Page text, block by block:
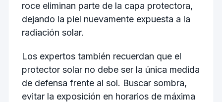
roce eliminan parte de la capa protectora,
dejando la piel nuevamente expuesta a la
radiación solar.
Los expertos también recuerdan que el
protector solar no debe ser la única medida
de defensa frente al sol. Buscar sombra,
evitar la exposición en horarios de máxima